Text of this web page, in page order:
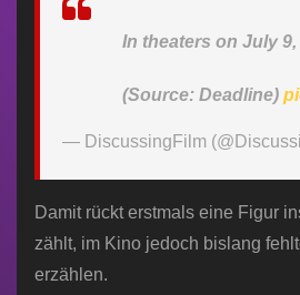
In theaters on July 9,
(Source: Deadline)
— DiscussingFilm
Damit rückt erstmals eine Figur
zählt, im Kino jedoch bislang
erzählen.